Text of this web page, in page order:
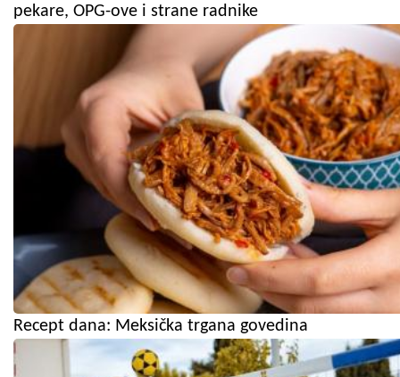
pekare, OPG-ove i strane radnike
Recept dana: Meksička trgana govedina